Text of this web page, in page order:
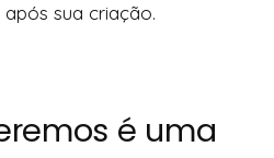
sua criação.
é uma